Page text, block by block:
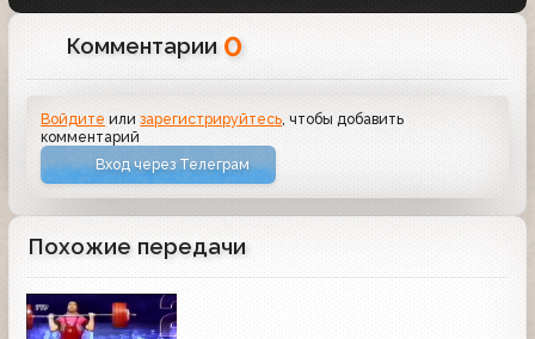
Комментарии 0
Войдите илизарегистрируйтесь , чтобы добавить
комментарий
Вход через Телеграм
Похожие передачи